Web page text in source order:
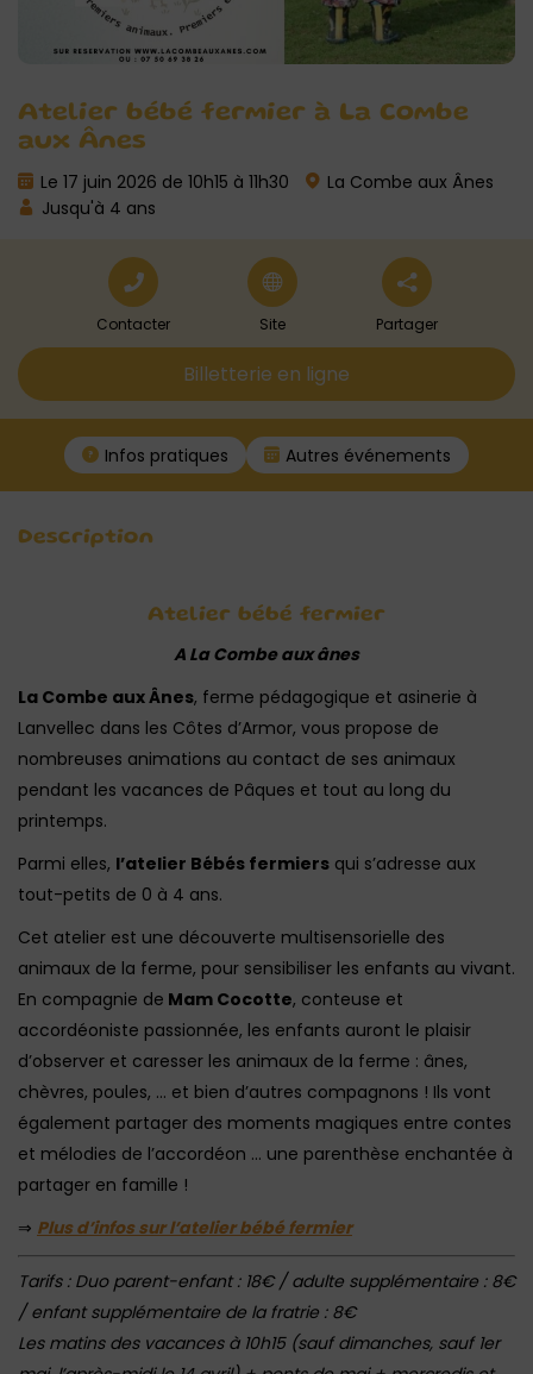
Atelier bébé fermier à La Combe
aux Ânes
Le 17 juin 2026 de 10h15 à 11h30
La Combe aux Ânes
Jusqu'à 4 ans
Contacter Site Partager
Billetterie en ligne
Infos pratiques Autres événements
Description
Atelier bébé fermier
A La Combe aux ânes
La Combe aux Ânes, ferme pédagogique et asinerie à
Lanvellec dans les Côtes d’Armor, vous propose de
nombreuses animations au contact de ses animaux
pendant les vacances de Pâques et tout au long du
printemps.
Parmi elles, l’atelier Bébés fermiers qui s’adresse aux
tout-petits de 0 à 4 ans.
Cet atelier est une découverte multisensorielle des
animaux de la ferme, pour sensibiliser les enfants au vivant.
En compagnie de Mam Cocotte, conteuse et
accordéoniste passionnée, les enfants auront le plaisir
d’observer et caresser les animaux de la ferme : ânes,
chèvres, poules, … et bien d’autres compagnons ! Ils vont
également partager des moments magiques entre contes
et mélodies de l’accordéon … une parenthèse enchantée à
partager en famille !
⇒ Plus d’infos sur l’atelier bébé fermier
Tarifs : Duo parent-enfant : 18€ / adulte supplémentaire : 8€
/ enfant supplémentaire de la fratrie : 8€
Les matins des vacances à 10h15 (sauf dimanches, sauf 1er